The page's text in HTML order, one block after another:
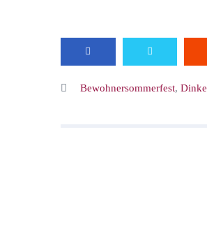
Bewohnersommerfest,